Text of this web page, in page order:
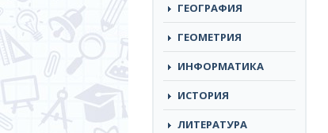
ГЕОГРАФИЯ
ГЕОМЕТРИЯ
ИНФОРМАТИКА
ИСТОРИЯ
ЛИТЕРАТУРА